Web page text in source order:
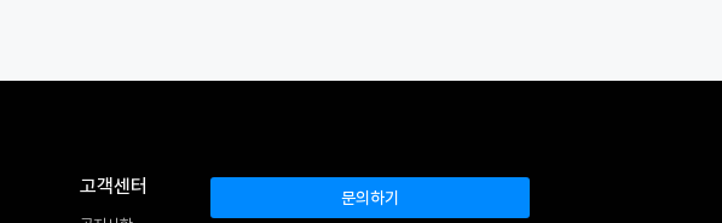
고객센터 문의하기